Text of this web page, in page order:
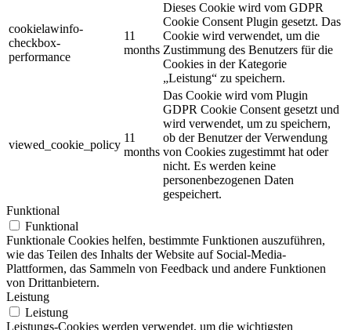
cookielawinfo-
checkbox-
performance
11
months
Dieses Cookie wird vom GDPR
Cookie Consent Plugin gesetzt. Das
Cookie wird verwendet, um die
Zustimmung des Benutzers für die
Cookies in der Kategorie
„Leistung“ zu speichern.
viewed_cookie_policy
11
months
Das Cookie wird vom Plugin
GDPR Cookie Consent gesetzt und
wird verwendet, um zu speichern,
ob der Benutzer der Verwendung
von Cookies zugestimmt hat oder
nicht. Es werden keine
personenbezogenen Daten
gespeichert.
Funktional
Funktional
Funktionale Cookies helfen, bestimmte Funktionen auszuführen,
wie das Teilen des Inhalts der Website auf Social-Media-
Plattformen, das Sammeln von Feedback und andere Funktionen
von Drittanbietern.
Leistung
Leistung
Leistungs-Cookies werden verwendet, um die wichtigsten